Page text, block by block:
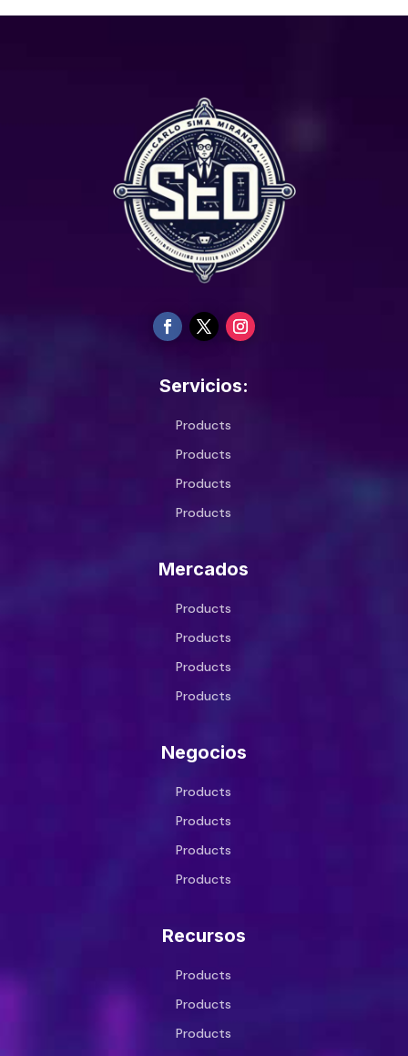
Servicios:
Products
Products
Products
Products
Mercados
Products
Products
Products
Products
Negocios
Products
Products
Products
Products
Recursos
Products
Products
Products